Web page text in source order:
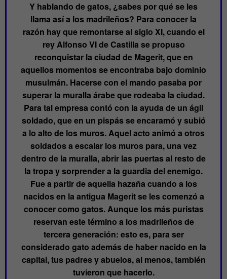
Y hablando de gatos, ¿sabes por qué se les
llama así a los madrileños? Para conocer la
razón hay que remontarse al siglo XI, cuando el
rey Alfonso VI de Castilla se propuso
reconquistar la ciudad de Magerit, que en
aquellos momentos se encontraba bajo dominio
musulmán. Hacerse con el mando pasaba por
superar la muralla árabe que rodeaba la ciudad.
Para tal empresa contó con la ayuda de un ágil
soldado, que en un pispás se encaramó y subió
a lo alto de los muros. Aquel acto animó a otros
soldados a escalar los muros para, una vez
dentro de la muralla, abrir las puertas al resto de
la tropa y sorprender a la guardia del enemigo.
Fue a partir de aquella hazaña cuando a los
nacidos en la antigua Magerit se les comenzó a
conocer como gatos. Aunque los más puristas
reservan este término a los madrileños de
tercera generación: esto es, para ser
considerado gato además de haber nacido en la
capital, tus padres y abuelos, al menos, también
tuvieron que hacerlo.